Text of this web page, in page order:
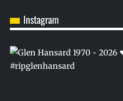
Instagram